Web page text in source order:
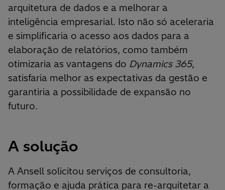
arquitetura de dados e a melhorar a
inteligência empresarial. Isto não só aceleraria
e simplificaria o acesso aos dados para a
elaboração de relatórios, como também
otimizaria as vantagens do Dynamics 365,
satisfaria melhor as expectativas da gestão e
garantiria a possibilidade de expansão no
futuro.
A solução
A Ansell solicitou serviços de consultoria,
formação e ajuda prática para re-arquitetar a